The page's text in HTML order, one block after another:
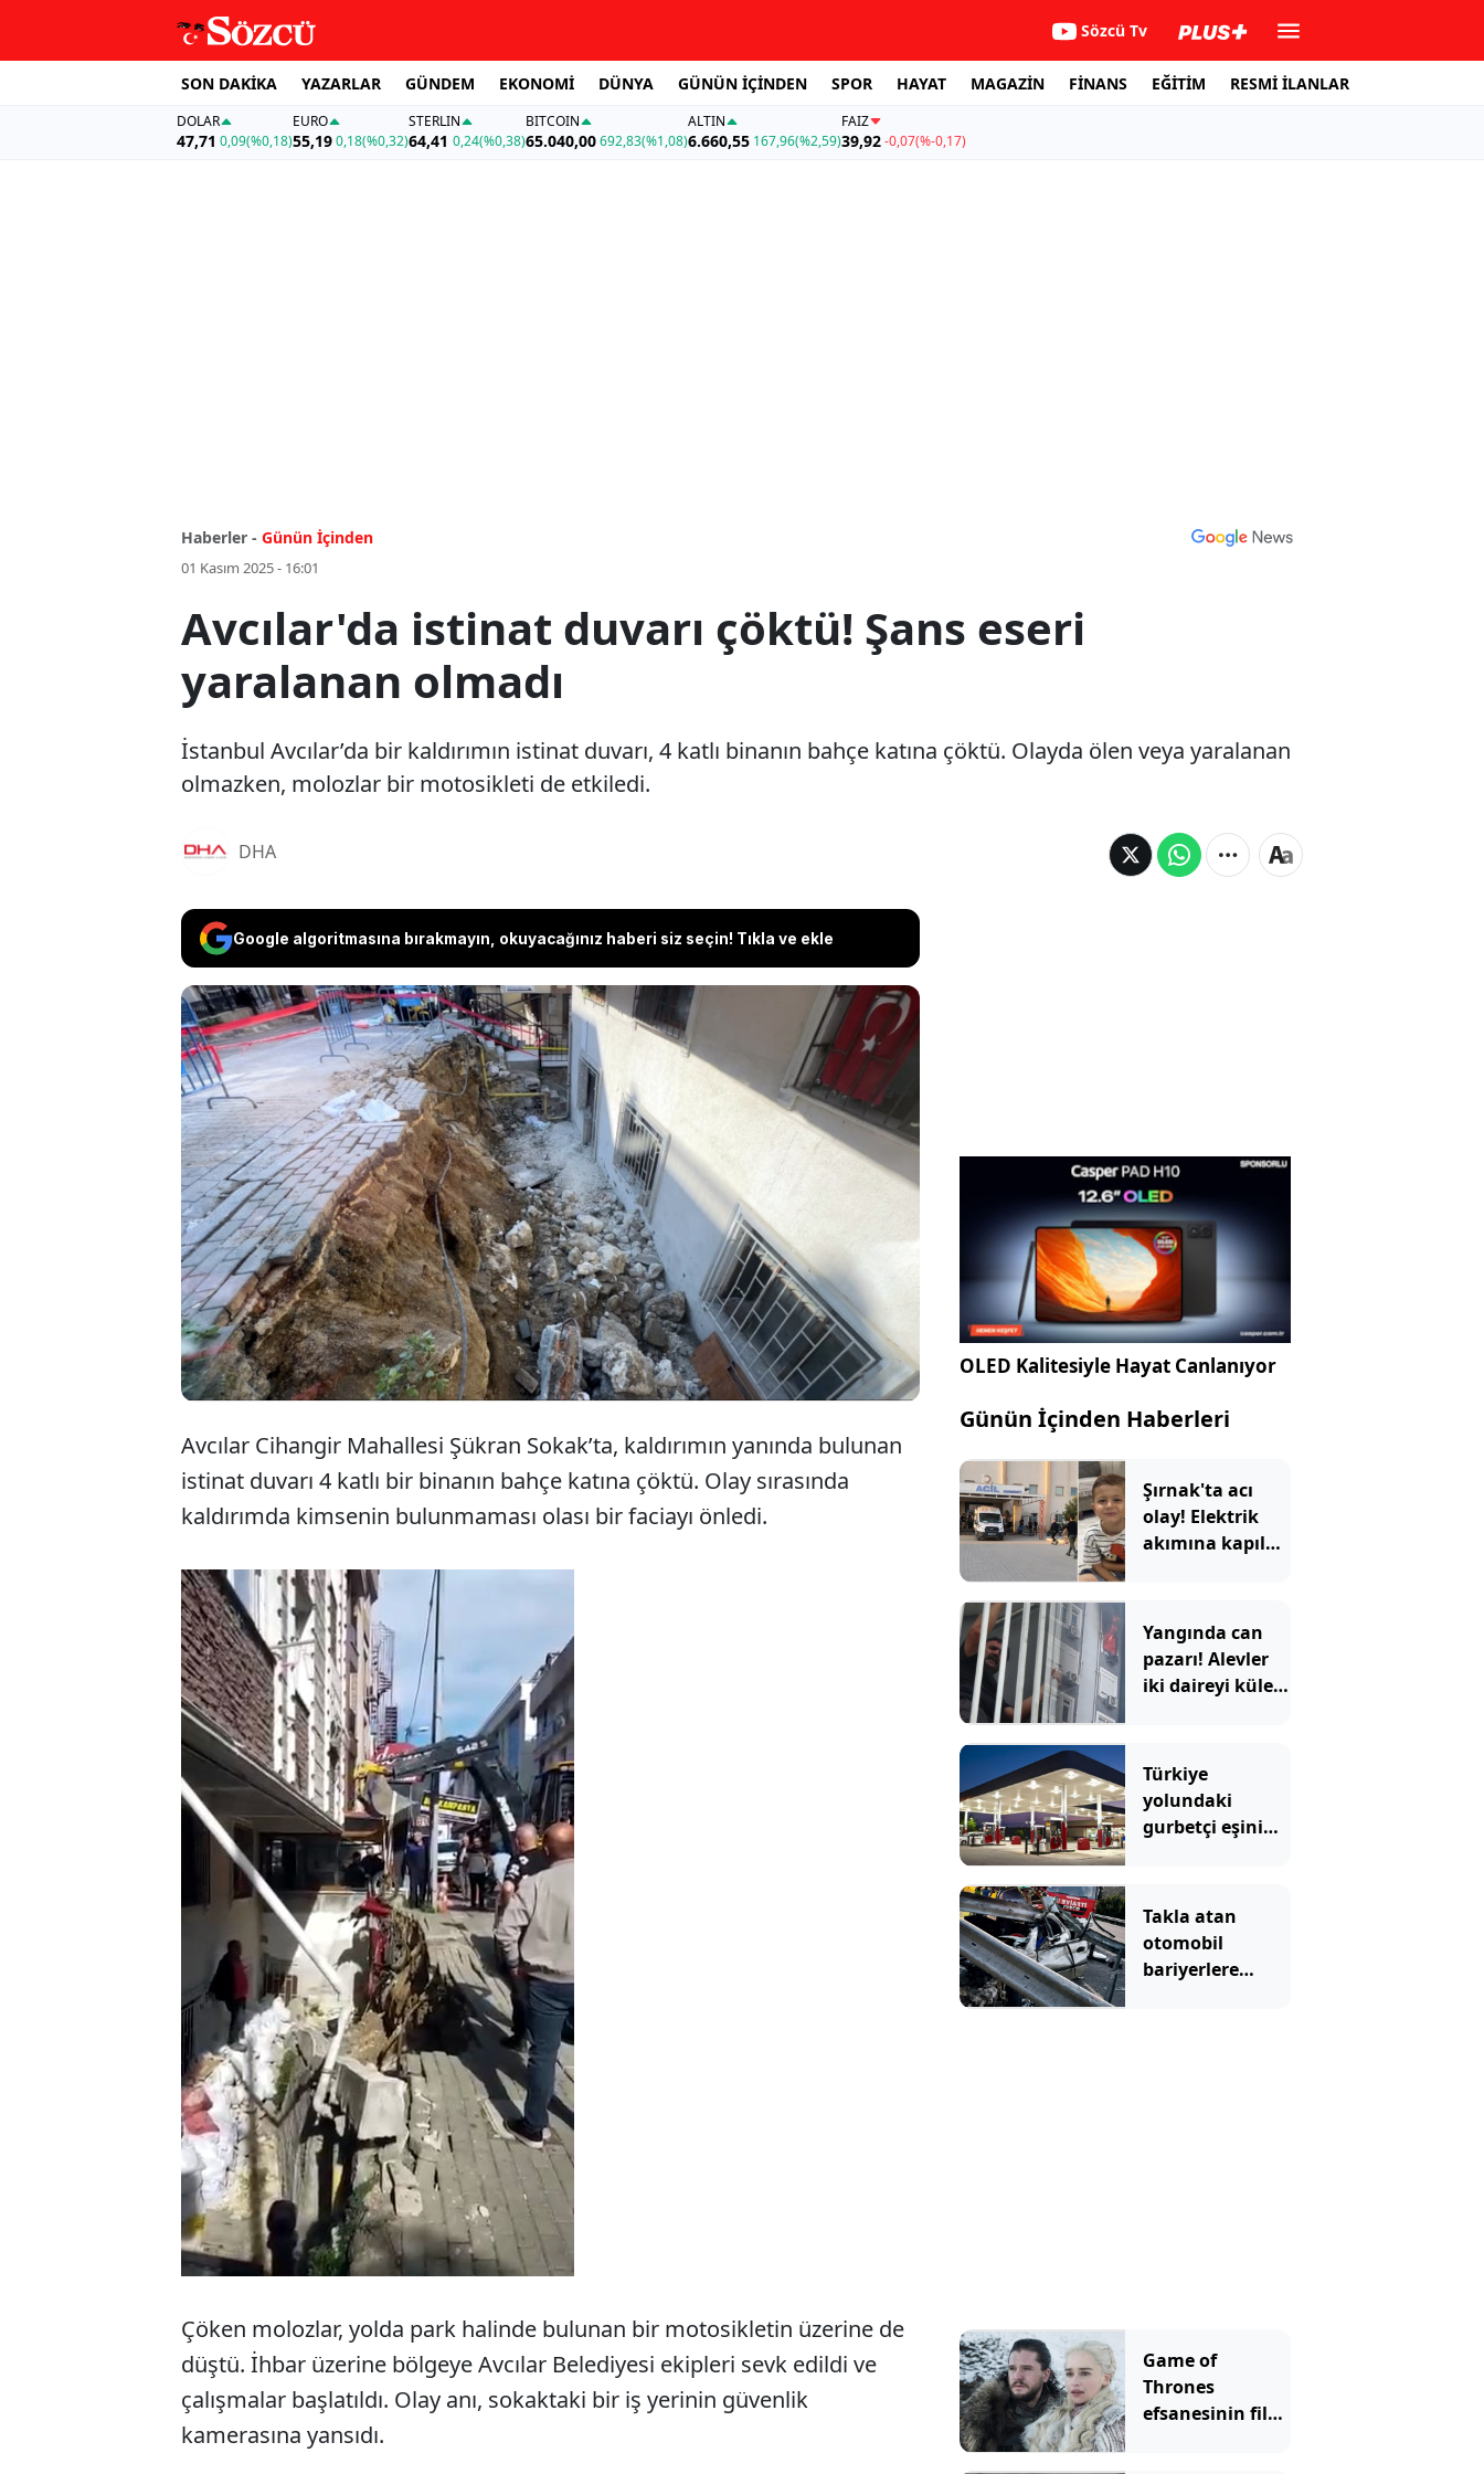
Sözcü Tv
SON DAKİKA YAZARLAR GÜNDEM EKONOMİ DÜNYA GÜNÜN İÇİNDEN SPOR HAYAT MAGAZİN FİNANS EĞİTİM RESMİ İLANLAR
DOLAR
47,71 0,09(%0,18)
EURO
55,19 0,18(%0,32)
STERLIN
64,41 0,24(%0,38)
BITCOIN
65.040,00692,83(%1,08)
ALTIN
6.660,55 167,96(%2,59)
FAİZ
39,92-0,07(%-0,17)
Haberler - Günün İçinden
01 Kasım 2025 - 16:01
Avcılar'da istinat duvarı çöktü! Şans eseri
yaralanan olmadı
İstanbul Avcılar’da bir kaldırımın istinat duvarı, 4 katlı binanın bahçe katına çöktü. Olayda ölen veya yaralanan
olmazken, molozlar bir motosikleti de etkiledi.
DHA
Google algoritmasına bırakmayın, okuyacağınız haberi siz seçin! Tıkla ve ekle
İstanbul Avcılar’da bir kaldırımın istinat duvarı, 4 katlı
binanın bahçe katına çöktü. Olayda ölen veya yaralanan
olmazken, molozlar bir motosikleti de etkiledi.
Avcılar Cihangir Mahallesi Şükran Sokak’ta, kaldırımın yanında bulunan
istinat duvarı 4 katlı bir binanın bahçe katına çöktü. Olay sırasında
kaldırımda kimsenin bulunmaması olası bir faciayı önledi.
Çöken molozlar, yolda park halinde bulunan bir motosikletin üzerine de
düştü. İhbar üzerine bölgeye Avcılar Belediyesi ekipleri sevk edildi ve
çalışmalar başlatıldı. Olay anı, sokaktaki bir iş yerinin güvenlik
kamerasına yansıdı.
OLED Kalitesiyle Hayat Canlanıyor
Günün İçinden Haberleri
Şırnak'ta acı
olay! Elektrik
akımına kapılan
Yangında can
pazarı! Alevler
iki daireyi küle
kurtarıldı
Türkiye
yolundaki
gurbetçi eşini
sonra yeniden
buluştular
Takla atan
otomobil
bariyerlere
Game of
Thrones
efsanesinin filmi